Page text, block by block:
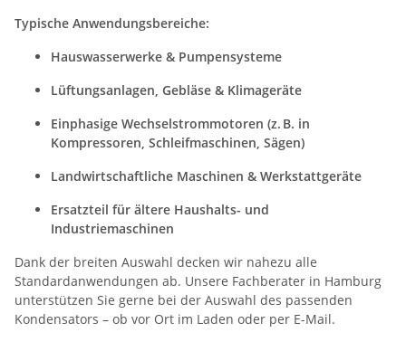
Typische Anwendungsbereiche:
Hauswasserwerke & Pumpensysteme
Lüftungsanlagen, Gebläse & Klimageräte
Einphasige Wechselstrommotoren (z. B. in
Kompressoren, Schleifmaschinen, Sägen)
Landwirtschaftliche Maschinen & Werkstattgeräte
Ersatzteil für ältere Haushalts- und
Industriemaschinen
Dank der breiten Auswahl decken wir nahezu alle
Standardanwendungen ab. Unsere Fachberater in Hamburg
unterstützen Sie gerne bei der Auswahl des passenden
Kondensators – ob vor Ort im Laden oder per E-Mail.